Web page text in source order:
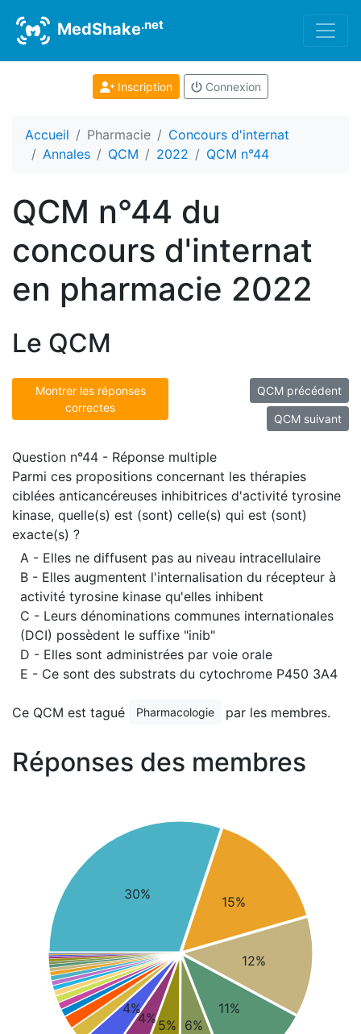
MedShake.net
Inscription Connexion
Accueil Pharmacie
Concours d'internat
Annales
QCM 2022 QCM n°44
QCM n°44 du
concours d'internat
en pharmacie 2022
Le QCM
Montrer les réponses
correctes
QCM précédent
QCM suivant
Question n°44 - Réponse multiple
Parmi ces propositions concernant les thérapies
ciblées anticancéreuses inhibitrices d'activité tyrosine
kinase, quelle(s) est (sont) celle(s) qui est (sont)
exacte(s) ?
A - Elles ne diffusent pas au niveau intracellulaire
B - Elles augmentent l'internalisation du récepteur à
activité tyrosine kinase qu'elles inhibent
C - Leurs dénominations communes internationales
(DCI) possèdent le suffixe "inib"
D - Elles sont administrées par voie orale
E - Ce sont des substrats du cytochrome P450 3A4
Ce QCM est tagué Pharmacologie par les membres.
Réponses des membres
30% 15%
12%
11%
6%
5%
4%
4%